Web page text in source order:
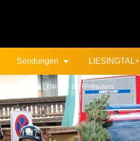
Sendungen LIESINGTAL+
Einsatzfahrzeug LKW-A für die FF-Mautern